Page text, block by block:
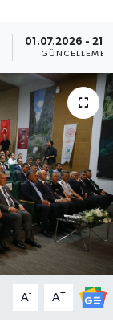
01.07.2026 -
GÜNCELLEME
A- A+